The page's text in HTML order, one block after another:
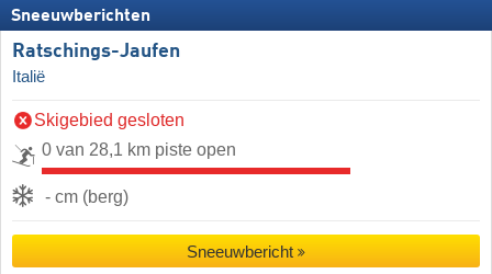
Sneeuwberichten
Ratschings-Jaufen
Italië
Skigebied gesloten
0 van 28,1 km piste open
- cm (berg)
Sneeuwbericht